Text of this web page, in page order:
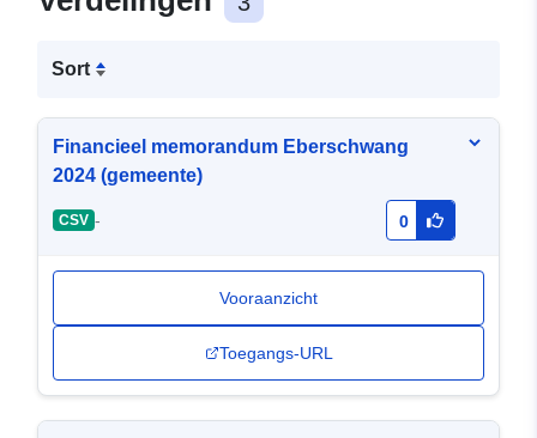
Sort
Financieel memorandum Eberschwang
2024 (gemeente)
CSV - 0
Vooraanzicht
Toegangs-URL